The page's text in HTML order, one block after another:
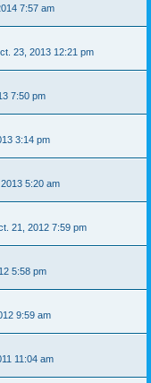
7:57 am
23, 2013 12:21 pm
7:50 pm
3:14 pm
5:20 am
21, 2012 7:59 pm
5:58 pm
9:59 am
11:04 am